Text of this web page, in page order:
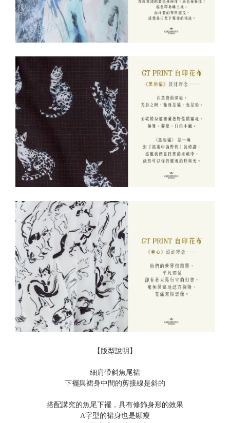
【版型說明】
細肩帶斜魚尾裙
下襬與裙身中間的剪接線是斜的
搭配講究的魚尾下襬，具有修飾身形的效果
A字型的裙身也是顯瘦